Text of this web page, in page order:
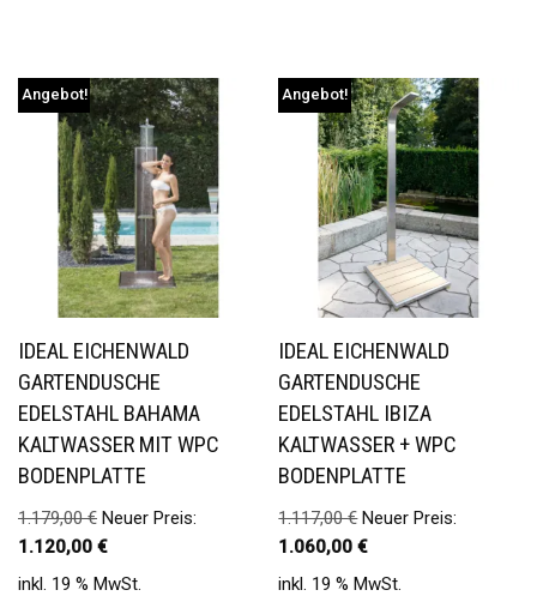
Angebot!
IDEAL EICHENWALD
GARTENDUSCHE
EDELSTAHL BAHAMA
KALTWASSER MIT WPC
BODENPLATTE
1.179,00€ Neuer Preis:
1.120,00 €
inkl. 19 % MwSt.
Angebot!
IDEAL EICHENWALD
GARTENDUSCHE
EDELSTAHL IBIZA
KALTWASSER + WPC
BODENPLATTE
1.117,00€ Neuer Preis:
1.060,00€
inkl. 19 % MwSt.